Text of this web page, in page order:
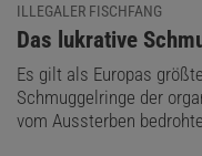
ILLEGALER FISCHFANG
:
Das lukrative
Es gilt als Europas
Schmuggelringe der
vom Aussterben